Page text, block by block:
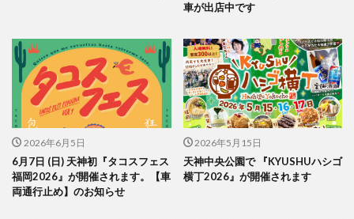
車が出店中です
2026年6月5日
6月7日 (日) 天神初『タコスフェス
福岡2026』が開催されます。【車
両通行止め】のお知らせ
2026年5月15日
天神中央公園で 『KYUSHUハシゴ
横丁2026』が開催されます